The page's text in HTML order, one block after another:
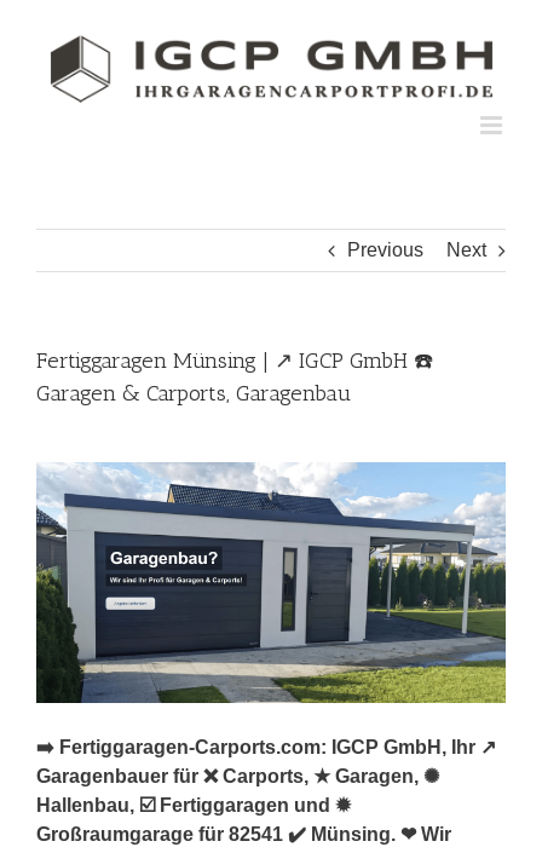
Previous Next
Fertiggaragen Münsing | ↗️ IGCP GmbH ☎️
Garagen & Carports, Garagenbau
➡️ Fertiggaragen-Carports.com: IGCP GmbH, Ihr ↗️
Garagenbauer für ❌ Carports, ★ Garagen, ✺
Hallenbau, ☑️ Fertiggaragen und ✹
Großraumgarage für 82541 ✔️ Münsing. ❤ Wir